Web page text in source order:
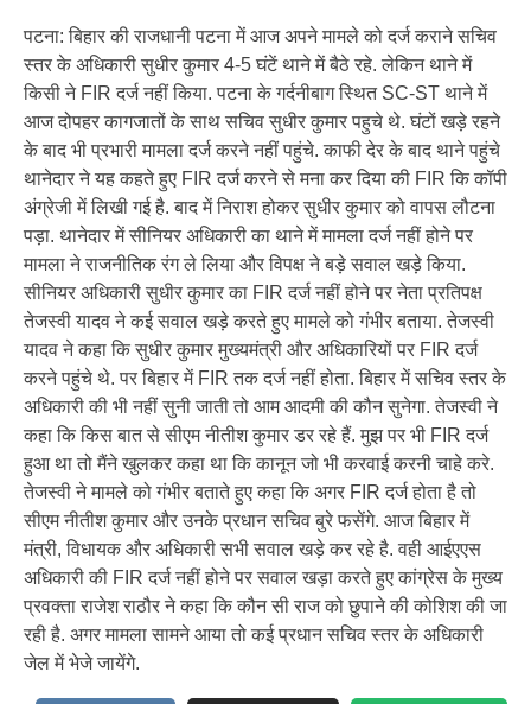
पटना: बिहार की राजधानी पटना में आज अपने मामले को दर्ज कराने सचिव
स्तर के अधिकारी सुधीर कुमार 4-5 घंटें थाने में बैठे रहे. लेकिन थाने में
किसी ने FIR दर्ज नहीं किया. पटना के गर्दनीबाग स्थित SC-ST थाने में
आज दोपहर कागजातों के साथ सचिव सुधीर कुमार पहुचे थे. घंटों खड़े रहने
के बाद भी प्रभारी मामला दर्ज करने नहीं पहुंचे. काफी देर के बाद थाने पहुंचे
थानेदार ने यह कहते हुए FIR दर्ज करने से मना कर दिया की FIR कि कॉपी
अंग्रेजी में लिखी गई है. बाद में निराश होकर सुधीर कुमार को वापस लौटना
पड़ा. थानेदार में सीनियर अधिकारी का थाने में मामला दर्ज नहीं होने पर
मामला ने राजनीतिक रंग ले लिया और विपक्ष ने बड़े सवाल खड़े किया.
सीनियर अधिकारी सुधीर कुमार का FIR दर्ज नहीं होने पर नेता प्रतिपक्ष
तेजस्वी यादव ने कई सवाल खड़े करते हुए मामले को गंभीर बताया. तेजस्वी
यादव ने कहा कि सुधीर कुमार मुख्यमंत्री और अधिकारियों पर FIR दर्ज
करने पहुंचे थे. पर बिहार में FIR तक दर्ज नहीं होता. बिहार में सचिव स्तर के
अधिकारी की भी नहीं सुनी जाती तो आम आदमी की कौन सुनेगा. तेजस्वी ने
कहा कि किस बात से सीएम नीतीश कुमार डर रहे हैं. मुझ पर भी FIR दर्ज
हुआ था तो मैंने खुलकर कहा था कि कानून जो भी करवाई करनी चाहे करे.
तेजस्वी ने मामले को गंभीर बताते हुए कहा कि अगर FIR दर्ज होता है तो
सीएम नीतीश कुमार और उनके प्रधान सचिव बुरे फसेंगे. आज बिहार में
मंत्री, विधायक और अधिकारी सभी सवाल खड़े कर रहे है. वही आईएएस
अधिकारी की FIR दर्ज नहीं होने पर सवाल खड़ा करते हुए कांग्रेस के मुख्य
प्रवक्ता राजेश राठौर ने कहा कि कौन सी राज को छुपाने की कोशिश की जा
रही है. अगर मामला सामने आया तो कई प्रधान सचिव स्तर के अधिकारी
जेल में भेजे जायेंगे.